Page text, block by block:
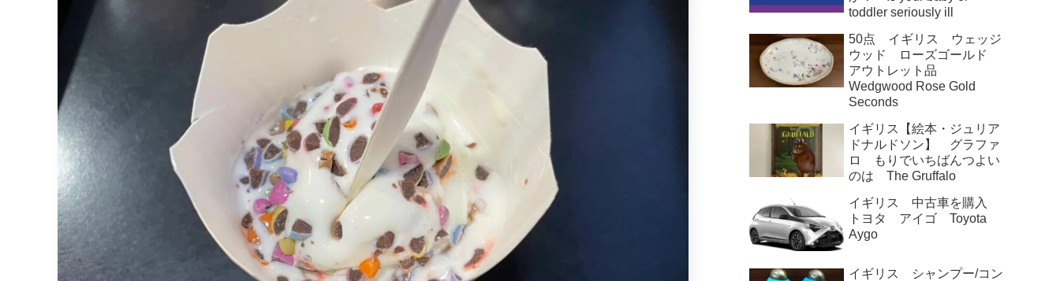
toddler seriously ill
50点 イギリス ウェッジ
ウッド ローズゴールド
アウトレット品
Wedgwood Rose Gold
Seconds
イギリス【絵本・ジュリア
ドナルドソン】 グラファ
ロ もりでいちばんつよい
のは The Gruffalo
イギリス 中古車を購入
トヨタ アイゴ Toyota
Aygo
イギリス シャンプー/コン